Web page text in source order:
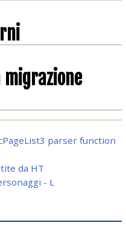
parser function
da HT
- L